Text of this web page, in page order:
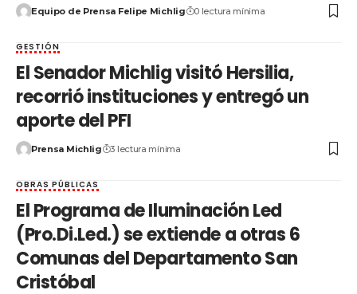
Equipo de Prensa Felipe Michlig 0 lectura mínima
GESTIÓN
El Senador Michlig visitó Hersilia,
recorrió instituciones y entregó un
aporte del PFI
Prensa Michlig 3 lectura mínima
OBRAS PÚBLICAS
El Programa de Iluminación Led
(Pro.Di.Led.) se extiende a otras 6
Comunas del Departamento San
Cristóbal